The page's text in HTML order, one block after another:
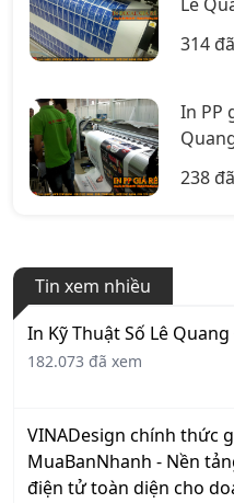
314
In PP
238
Tin xem nhiều
In Kỹ Thuật Số Lê
182.073 đã xem
VINADesign chính thức
MuaBanNhanh - Nền
điện tử toàn diện cho